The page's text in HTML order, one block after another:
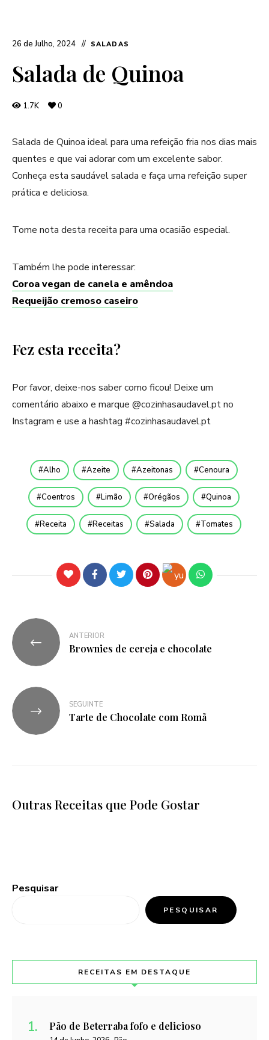
26 de Julho, 2024 SALADAS
Salada de Quinoa
1.7K 0
Salada de Quinoa ideal para uma refeição fria nos dias mais
quentes e que vai adorar com um excelente sabor.
Conheça esta saudável salada e faça uma refeição super
prática e deliciosa.
Tome nota desta receita para uma ocasião especial.
Também lhe pode interessar:
Coroa vegan de canela e amêndoa
Requeijão cremoso caseiro
Fez esta receita?
Por favor, deixe-nos saber como ficou! Deixe um
comentário abaixo e marque @cozinhasaudavel.pt no
Instagram e use a hashtag #cozinhasaudavel.pt
Alho Azeite Azeitonas Cenoura
Coentros Limão Orégãos Quinoa
Receita Receitas Salada Tomates
ANTERIOR
Brownies de cereja e chocolate
SEGUINTE
Tarte de Chocolate com Romã
Outras Receitas que Pode Gostar
Pesquisar
PESQUISAR
RECEITAS EM DESTAQUE
Pão de Beterraba fofo e delicioso